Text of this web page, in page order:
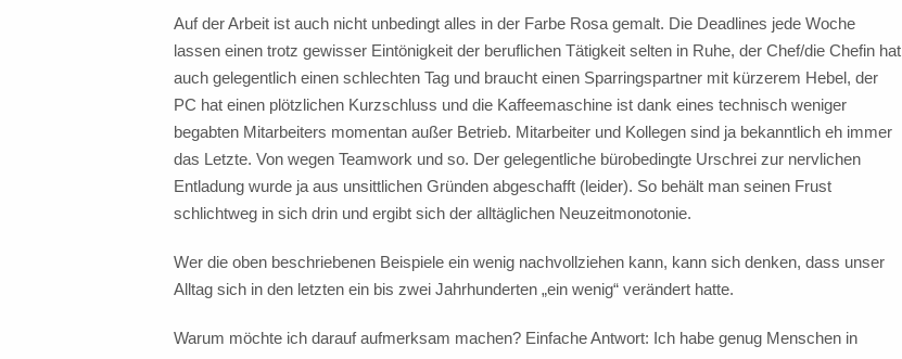
Auf der Arbeit ist auch nicht unbedingt alles in der Farbe Rosa gemalt. Die Deadlines jede Woche
lassen einen trotz gewisser Eintönigkeit der beruflichen Tätigkeit selten in Ruhe, der Chef/die Chefin hat
auch gelegentlich einen schlechten Tag und braucht einen Sparringspartner mit kürzerem Hebel, der
PC hat einen plötzlichen Kurzschluss und die Kaffeemaschine ist dank eines technisch weniger
begabten Mitarbeiters momentan außer Betrieb. Mitarbeiter und Kollegen sind ja bekanntlich eh immer
das Letzte. Von wegen Teamwork und so. Der gelegentliche bürobedingte Urschrei zur nervlichen
Entladung wurde ja aus unsittlichen Gründen abgeschafft (leider). So behält man seinen Frust
schlichtweg in sich drin und ergibt sich der alltäglichen Neuzeitmonotonie.
Wer die oben beschriebenen Beispiele ein wenig nachvollziehen kann, kann sich denken, dass unser
Alltag sich in den letzten ein bis zwei Jahrhunderten „ein wenig“ verändert hatte.
Warum möchte ich darauf aufmerksam machen? Einfache Antwort: Ich habe genug Menschen in